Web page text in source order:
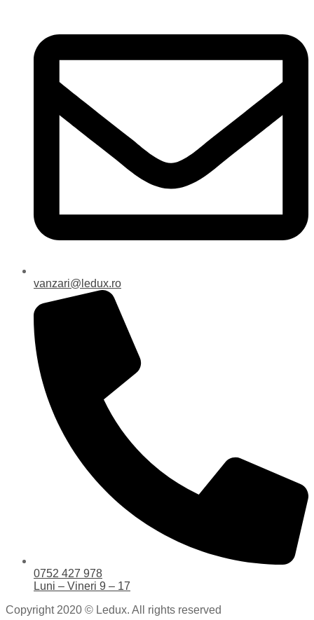
vanzari@ledux.ro
0752 427 978
Luni – Vineri 9 – 17
Copyright 2020 © Ledux. All rights reserved